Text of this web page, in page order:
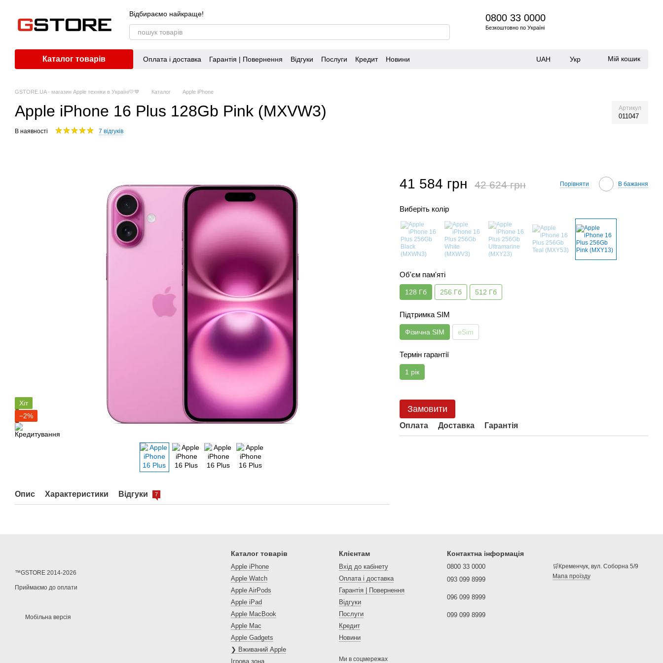
Відбираємо найкраще!
0800 33 0000
Безкоштовно по Україні
Каталог товарів Оплата і доставка Гарантія | Повернення Відгуки Послуги Кредит Новини UAH Укр Мій кошик
GSTORE.UA - магазин Apple техніки в Україні💛💙 Каталог Apple iPhone
Apple iPhone 16 Plus 128Gb Pink (MXVW3) Артикул
011047
В наявності 7 відгуків
Хіт
−2%
Опис Характеристики Відгуки 7
41 584 грн 42 624 грн Порівняти В бажання
Виберіть колір
Об'єм пам'яті
128 Гб 256 Гб 512 Гб
Підтримка SIM
Фізична SIM eSim
Термін гарантії
1 рік
Замовити
Оплата Доставка Гарантія
™GSTORE 2014-2026
Приймаємо до оплати
Мобільна версія
Каталог товарів
Apple iPhone
Apple Watch
Apple AirPods
Apple iPad
Apple MacBook
Apple Mac
Apple Gadgets
❯ Вживаний Apple
Ігрова зона
Клієнтам
Вхід до кабінету
Оплата і доставка
Гарантія | Повернення
Відгуки
Послуги
Кредит
Новини
Ми в соцмережах
Контактна інформація
0800 33 0000
093 099 8999
096 099 8999
099 099 8999
🛒Кременчук, вул. Соборна 5/9
Мапа проїзду